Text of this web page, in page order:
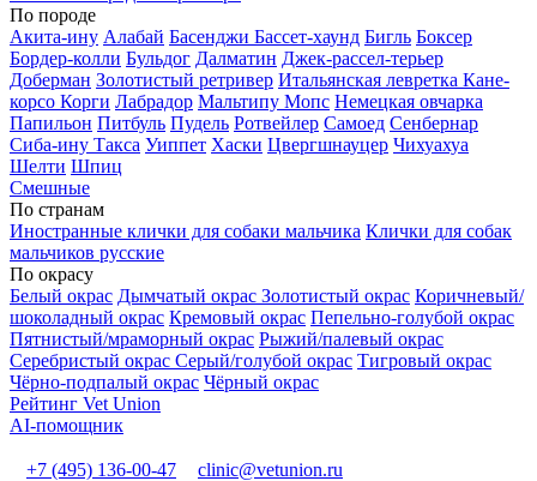
По породе
Акита-ину Алабай Басенджи Бассет-хаунд Бигль Боксер
Бордер-колли Бульдог Далматин Джек-рассел-терьер
Доберман Золотистый ретривер Итальянская левретка Кане-
корсо Корги Лабрадор Мальтипу Мопс Немецкая овчарка
Папильон Питбуль Пудель Ротвейлер Самоед Сенбернар
Сиба-ину Такса Уиппет Хаски Цвергшнауцер Чихуахуа
Шелти Шпиц
Смешные
По странам
Иностранные клички для собаки мальчика Клички для собак
мальчиков русские
По окрасу
Белый окрас Дымчатый окрас Золотистый окрас Коричневый/
шоколадный окрас Кремовый окрас Пепельно-голубой окрас
Пятнистый/мраморный окрас Рыжий/палевый окрас
Серебристый окрас Серый/голубой окрас Тигровый окрас
Чёрно-подпалый окрас Чёрный окрас
Рейтинг Vet Union
AI-помощник
+7 (495) 136-00-47 clinic@vetunion.ru